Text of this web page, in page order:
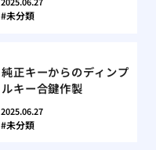
未分類
純正キーからのディンプ
ルキー合鍵作製
2025.06.27
未分類